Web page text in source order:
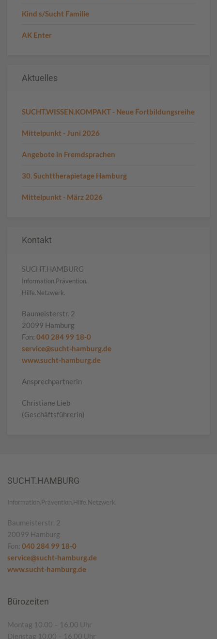
Kind s/Sucht Familie
AK Enter
Aktuelles
SUCHT.WISSEN.KOMPAKT - Neue Fortbildungsreihe
Mittelpunkt - Juni 2026
Angebote in Fremdsprachen
30. Suchttherapietage Hamburg
Mittelpunkt - März 2026
Kontakt
SUCHT.HAMBURG
Information.Prävention.
Hilfe.Netzwerk.
Baumeisterstr. 2
20099 Hamburg
Fon: 040 284 99 18-0
service@sucht-hamburg.de
www.sucht-hamburg.de
Ansprechpartnerin
Christiane Lieb
(Geschäftsführerin)
SUCHT.HAMBURG
Information.Prävention.Hilfe.Netzwerk.
Baumeisterstr. 2
20099 Hamburg
Fon: 040 284 99 18-0
service@sucht-hamburg.de
www.sucht-hamburg.de
Bürozeiten
Montag 10.00 – 16.00 Uhr
Dienstag 10.00 – 16.00 Uhr